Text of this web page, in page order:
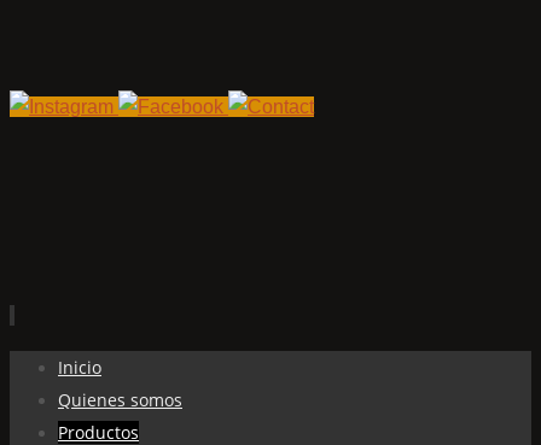
contenido
Inicio
Quienes somos
Productos